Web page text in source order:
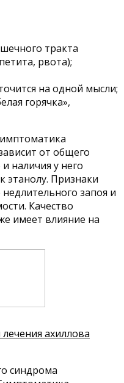
тракта
рвота);
на одной мысли;
горячка»,
от общего
наличия у него
этанолу. Признаки
запоя и
Качество
имеет влияние на
ахиллова
синдрома